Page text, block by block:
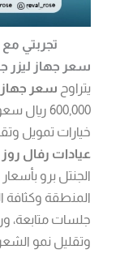
تجربتي مع
سعر جهاز ليزر
يتراوح سعر جهاز
600,000
خيارات تمويل
عيادات رفال روز
المنطقة وكثافة
جلسات متابعة،
وتقليل نمو الشعر